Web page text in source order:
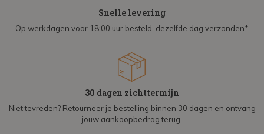
Snelle levering
Op werkdagen voor 18:00 uur besteld, dezelfde dag verzonden*
30 dagen zichttermijn
Niet tevreden? Retourneer je bestelling binnen 30 dagen en ontvang
jouw aankoopbedrag terug.